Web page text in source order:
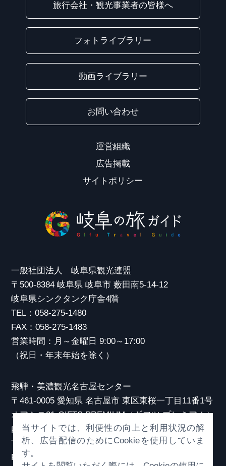
旅行会社・観光事業者の皆様へ
フォトライブラリー
動画ライブラリー
お問い合わせ
運営組織
広告掲載
サイトポリシー
一般社団法人 岐阜県観光連盟
〒500-8384 岐阜県 岐阜市 薮田南5-14-12
岐阜県シンクタンク庁舎4階
TEL：058-275-1480
FAX：058-275-1483
営業時間：月～金曜日 9:00～17:00
（祝日・年末年始を除く）
飛騨・美濃観光名古屋センター
〒461-0005 愛知県 名古屋市 東区東桜一丁目11番1号
オアシス21 GIFTS PREMIUM（ギフツ プレミアム）
内
TEL：052-253-6185
FAX：052-253-6186
当サイトでは、利便性の向上と利用状況の解
析、広告配信のためにCookieを使用していま
す。